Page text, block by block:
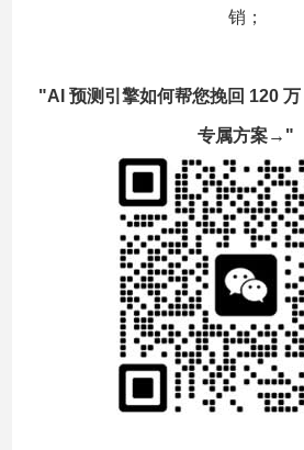
销；
"AI 预测引擎如何帮您挽回 120
专属方案→"